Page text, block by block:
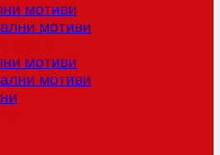
мотиви
мотиви
мотиви
мотиви